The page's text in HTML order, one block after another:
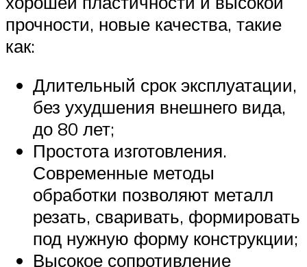
прочности, новые качества, такие
как:
Длительный срок эксплуатации,
без ухудшения внешнего вида,
до 80 лет;
Простота изготовления.
Современные методы
обработки позволяют металл
резать, сваривать, формировать
под нужную форму конструкции;
Высокое сопротивление